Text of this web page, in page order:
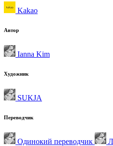
Kakao
Автор
Ianna Kim
Художник
SUKJA
Переводчик
Одинокий переводчик